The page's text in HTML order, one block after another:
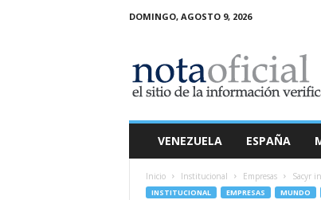
DOMINGO, AGOSTO 9, 2026
a
O
VENEZUELA ESPAÑA
Inicio Institucional Empresas Sacyr
INSTITUCIONAL EMPRESAS MUNDO